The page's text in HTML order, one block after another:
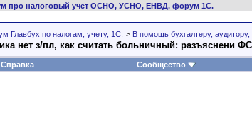
про налоговый учет ОСНО, УСНО, ЕНВД, форум 1С.
Главбух по налогам, учету, 1С. > В помощь бухгалтеру,
нет з/пл, как считать больничный: разъяснени
Справка Сообщество